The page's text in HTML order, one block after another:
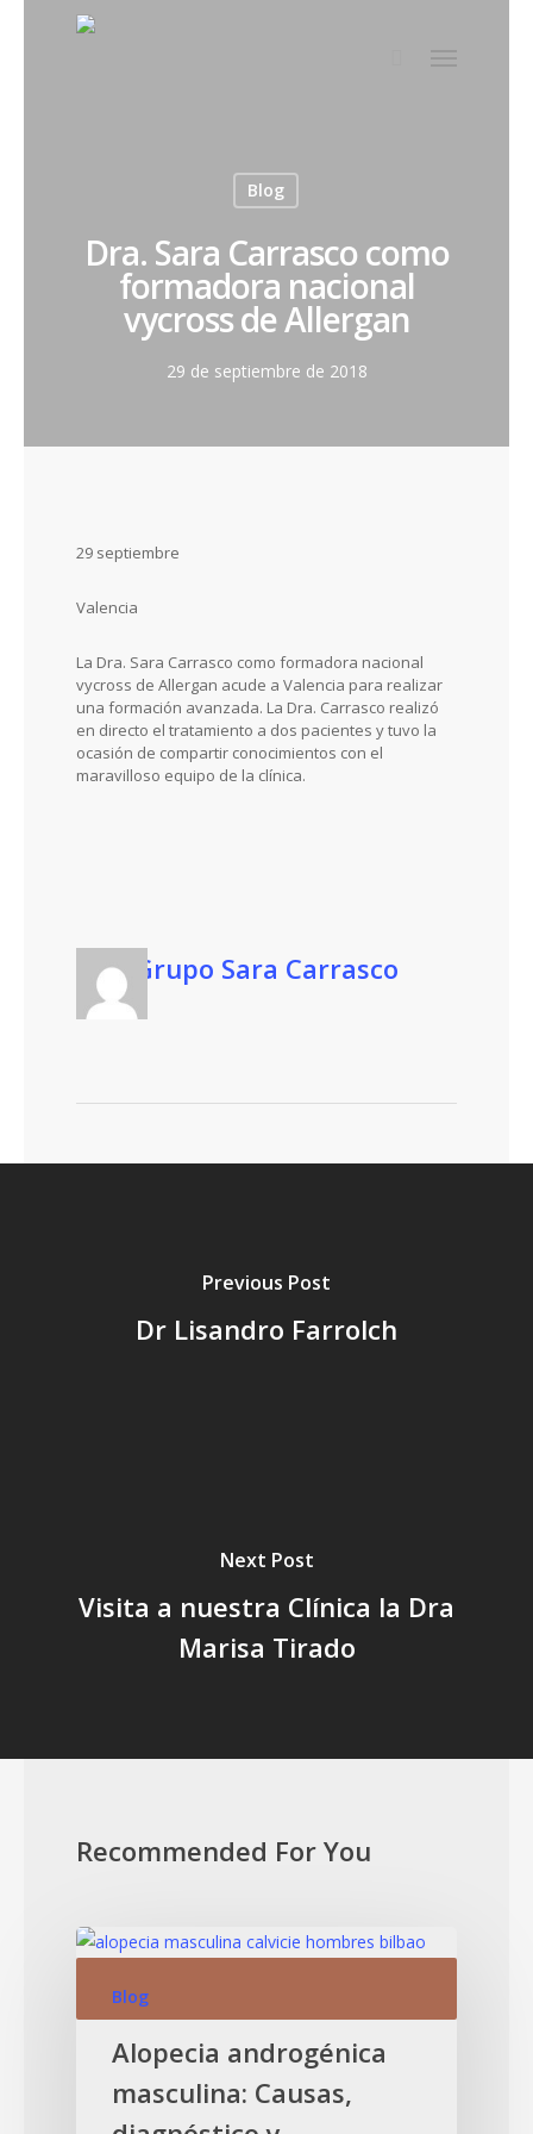
Blog
Dra. Sara Carrasco como
formadora nacional
vycross de Allergan
29 de septiembre de 2018
29 septiembre
Valencia
La Dra. Sara Carrasco como formadora nacional
vycross de Allergan acude a Valencia para realizar
una formación avanzada. La Dra. Carrasco realizó
en directo el tratamiento a dos pacientes y tuvo la
ocasión de compartir conocimientos con el
maravilloso equipo de la clínica.
Grupo Sara Carrasco
Previous Post
Dr Lisandro Farrolch
Next Post
Visita a nuestra Clínica la Dra
Marisa Tirado
Recommended For You
Blog
Alopecia androgénica
masculina: Causas,